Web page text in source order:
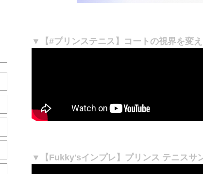
▼【#プリンステニス】コートの視界を変
▼【Fukky'sインプレ】プリンス テニスサ